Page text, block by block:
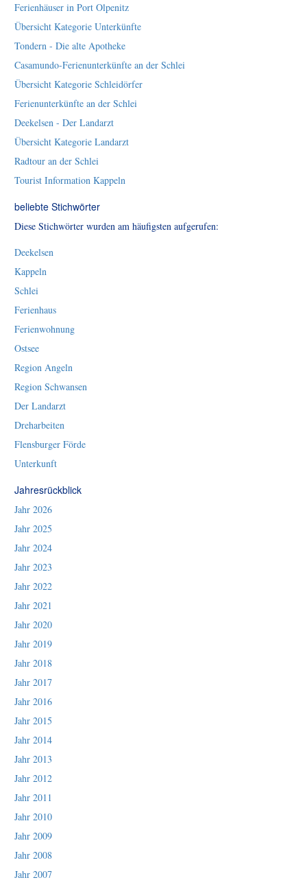
Ferienhäuser in Port Olpenitz
Übersicht Kategorie Unterkünfte
Tondern - Die alte Apotheke
Casamundo-Ferienunterkünfte an der Schlei
Übersicht Kategorie Schleidörfer
Ferienunterkünfte an der Schlei
Deekelsen - Der Landarzt
Übersicht Kategorie Landarzt
Radtour an der Schlei
Tourist Information Kappeln
beliebte Stichwörter
Diese Stichwörter wurden am häufigsten aufgerufen:
Deekelsen
Kappeln
Schlei
Ferienhaus
Ferienwohnung
Ostsee
Region Angeln
Region Schwansen
Der Landarzt
Dreharbeiten
Flensburger Förde
Unterkunft
Jahresrückblick
Jahr 2026
Jahr 2025
Jahr 2024
Jahr 2023
Jahr 2022
Jahr 2021
Jahr 2020
Jahr 2019
Jahr 2018
Jahr 2017
Jahr 2016
Jahr 2015
Jahr 2014
Jahr 2013
Jahr 2012
Jahr 2011
Jahr 2010
Jahr 2009
Jahr 2008
Jahr 2007